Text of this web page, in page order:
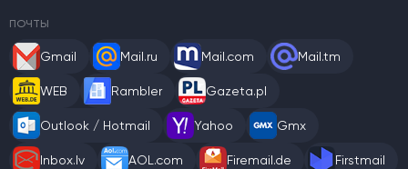
ПОЧТЫ
Gmail Mail.ru Mail.com Mail.tm
WEB Rambler Gazeta.pl
Outlook / Hotmail Yahoo Gmx
Inbox.lv AOL.com Firemail.de Firstmail